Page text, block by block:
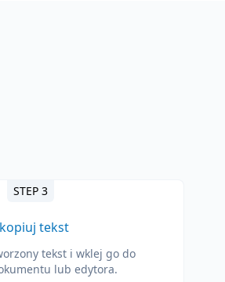
STEP 3
tekst
tekst i wklej go do
lub edytora.